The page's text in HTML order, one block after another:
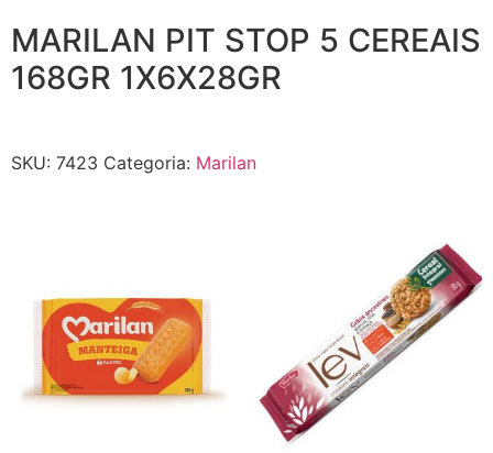
MARILAN PIT STOP 5 CEREAIS
168GR 1X6X28GR
SKU: 7423 Categoria: Marilan